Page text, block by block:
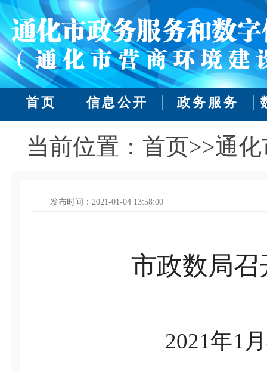
首页 信息公开 政务服务
当前位置：首页>>通
发布时间：2021-01-04 13:58:00
市政数局
2021年1